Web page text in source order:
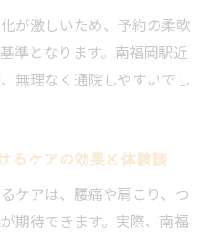
受けられる鍼灸整骨院の
アを受ける鍼灸整骨院
灸整骨院の取り組みとは
が激しいため、予約の柔軟
準となります。南福岡駅近
無理なく通院しやすいでし
るケアの効果と体験談
ケアは、腰痛や肩こり、つ
期待できます。実際、南福